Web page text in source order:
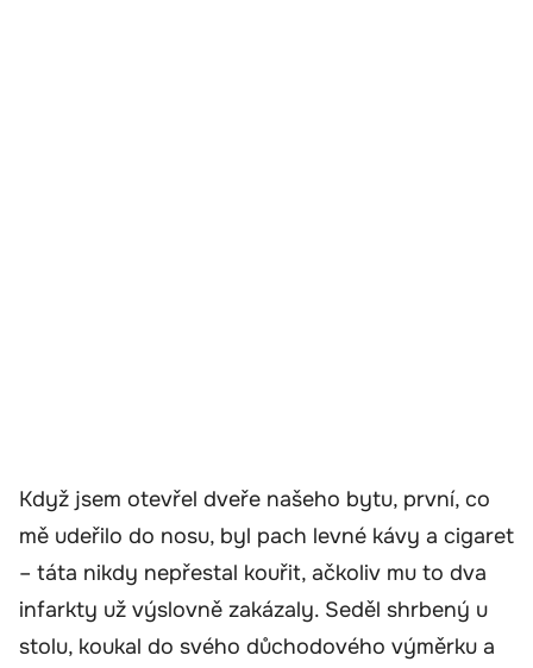
Když jsem otevřel dveře našeho bytu, první, co
mě udeřilo do nosu, byl pach levné kávy a cigaret
– táta nikdy nepřestal kouřit, ačkoliv mu to dva
infarkty už výslovně zakázaly. Seděl shrbený u
stolu, koukal do svého důchodového výměrku a